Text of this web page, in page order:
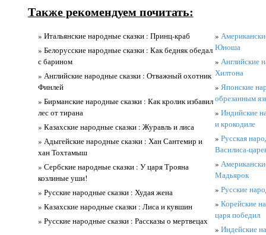
Также рекомендуем почитать:
» Итальянские народные сказки : Принц-краб
» Белорусские народные сказки : Как бедняк обедал
с барином
» Английские народные сказки : Отважный охотник
Финлей
» Бирманские народные сказки : Как кролик избавил
лес от тирана
» Казахские народные сказки : Журавль и лиса
» Адыгейские народные сказки : Хан Сантемир и
хан Тохтамыш
» Сербские народные сказки : У царя Трояна
козлиные уши!
» Русские народные сказки : Худая жена
» Казахские народные сказки : Лиса и кувшин
» Русские народные сказки : Рассказы о мертвецах
»
Юноша
» Английские
Хилтона
» Японские
обрезанным
» Индийские
и крокодиле
» Русская
Василиса-
»
Мадьярок
» Русские
» Корейские
царя победил
» Индейские